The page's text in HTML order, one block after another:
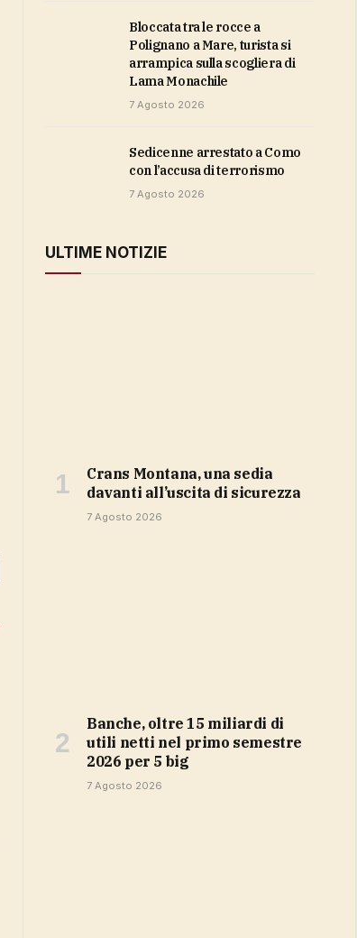
Bloccata tra le rocce a
Polignano a Mare, turista si
arrampica sulla scogliera di
Lama Monachile
7 Agosto 2026
Sedicenne arrestato a Como
con l’accusa di terrorismo
7 Agosto 2026
ULTIME NOTIZIE
Crans Montana, una sedia
davanti all’uscita di sicurezza
7 Agosto 2026
Banche, oltre 15 miliardi di
utili netti nel primo semestre
2026 per 5 big
7 Agosto 2026